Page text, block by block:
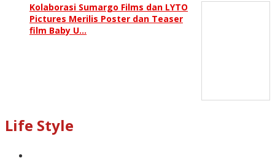
Kolaborasi Sumargo Films dan LYTO
Pictures Merilis Poster dan Teaser
film Baby U…
Life Style